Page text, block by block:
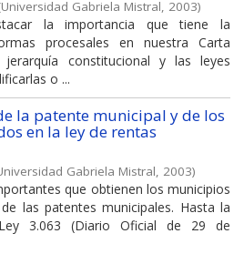
Universidad Gabriela Mistral, 2003)
la importancia que tiene la
procesales en nuestra Carta
jerarquía constitucional y las leyes
o ...
la patente municipal y de los
en la ley de rentas
Gabriela Mistral, 2003)
que obtienen los municipios
las patentes municipales. Hasta la
3.063 (Diario Oficial de 29 de